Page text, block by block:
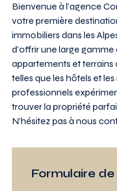
Bienvenue à l’agence
votre première
immobiliers dans les
d’offrir une large
appartements et
telles que les hôtels et
professionnels
trouver la propriété
N’hésitez pas à nous
Formulaire